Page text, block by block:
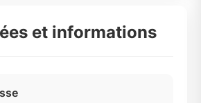
et informations